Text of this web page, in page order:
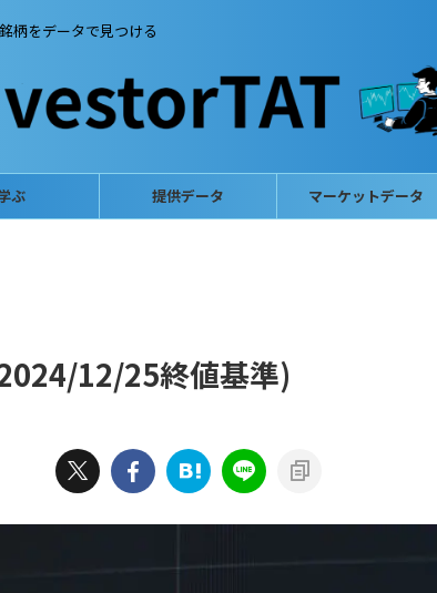
柄をデータで見つける
ぶ 提供データ マーケットデータ
12/25終値基準)